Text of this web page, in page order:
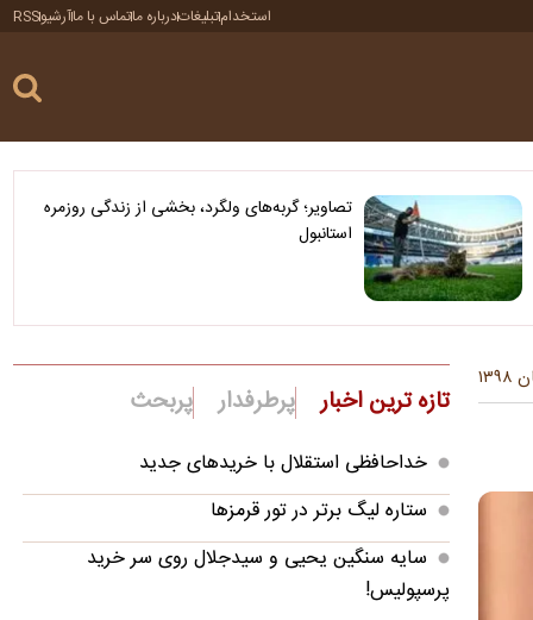
استخدامتبلیغاتدرباره ماتماس با ماآرشیوRSS
تصاویر؛ گربه‌های ولگرد، بخشی از زندگی روزمره
استانبول
تازه ترین اخبار پرطرفدار پربحث
خداحافظی استقلال با خریدهای جدید
ستاره لیگ برتر در تور قرمزها
سایه سنگین یحیی و سیدجلال روی سر خرید
پرسپولیس!